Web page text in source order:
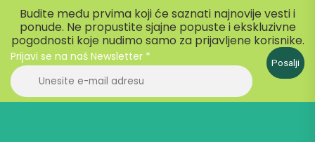
Budite među prvima koji će saznati najnovije vesti i
ponude. Ne propustite sjajne popuste i ekskluzivne
pogodnosti koje nudimo samo za prijavljene korisnike.
Prijavi se na naš Newsletter * Posalji